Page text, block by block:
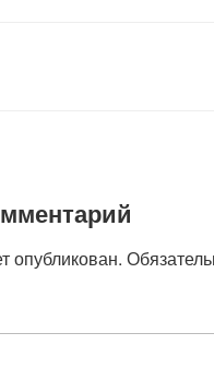
опубликован.